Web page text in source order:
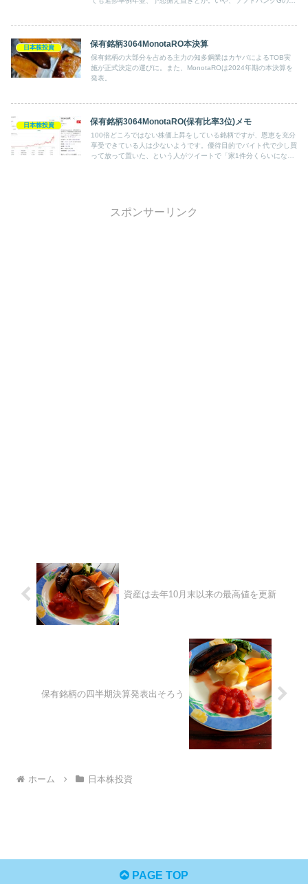
昇傾向です。
日本株投資 保有銘柄3064MonotaRO本決算
保有銘柄の大部分を占める主力の知多鋼業はカヤバによるTOB実
施が正式決定の運びに。また、MonotaROは2024年期の本決算を
発表。
日本株投資 保有銘柄3064MonotaRO(保有比率3位)メモ
100倍どころではない株価上昇をしている銘柄ですが、恩恵を充分
享受できている人は少ないようです。優待目的でバイト代で少し買
って放って置いた、という人がツイートで「家1件分くらいになっ
スポンサーリンク
資産は去年10月末以来の最高値を更新
保有銘柄の四半期決算発表出そろう
ホーム 日本株投資
PAGE TOP